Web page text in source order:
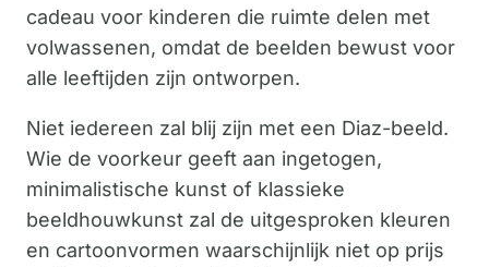
cadeau voor kinderen die ruimte delen met
volwassenen, omdat de beelden bewust voor
alle leeftijden zijn ontworpen.
Niet iedereen zal blij zijn met een Diaz-beeld.
Wie de voorkeur geeft aan ingetogen,
minimalistische kunst of klassieke
beeldhouwkunst zal de uitgesproken kleuren
en cartoonvormen waarschijnlijk niet op prijs